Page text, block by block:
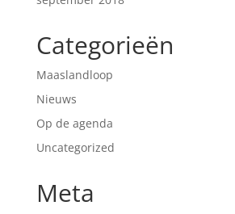
Categorieën
Maaslandloop
Nieuws
Op de agenda
Uncategorized
Meta